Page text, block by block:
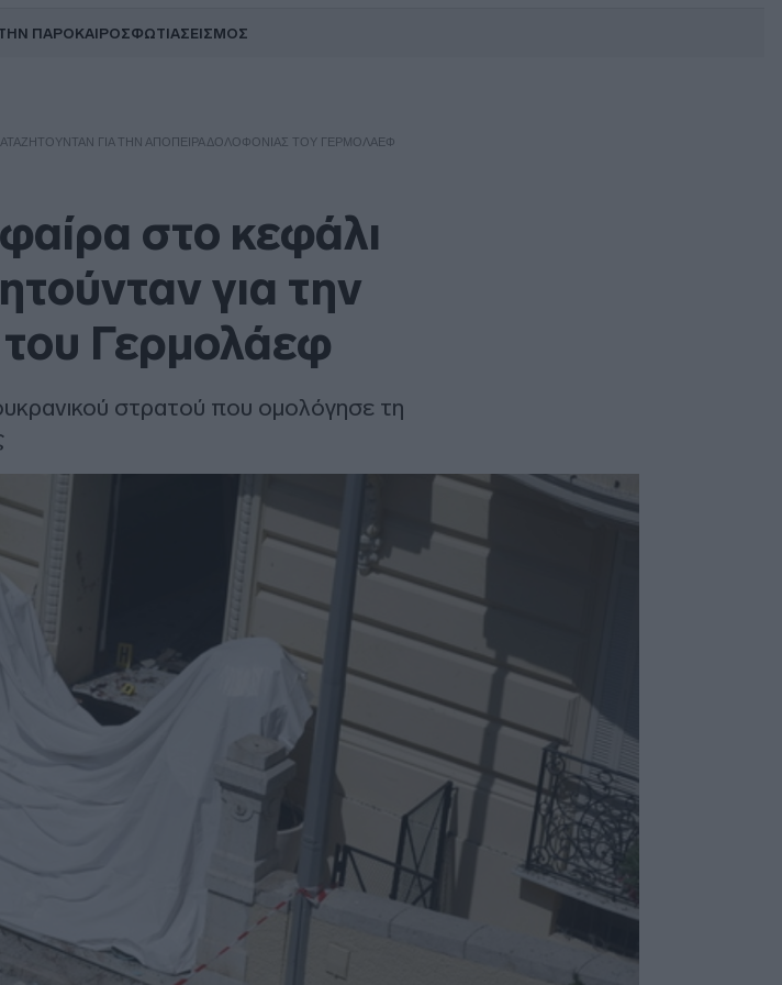
ΠΑΡΟΚΑΙΡΟΣΦΩΤΙΑΣΕΙΣΜΟΣ
ΓΙΑ ΤΗΝ ΑΠΌΠΕΙΡΑ ΔΟΛΟΦΟΝΊΑΣ ΤΟΥ ΓΕΡΜΟΛΆΕΦ
στο κεφάλι
για την
Γερμολάεφ
στρατού που ομολόγησε τη